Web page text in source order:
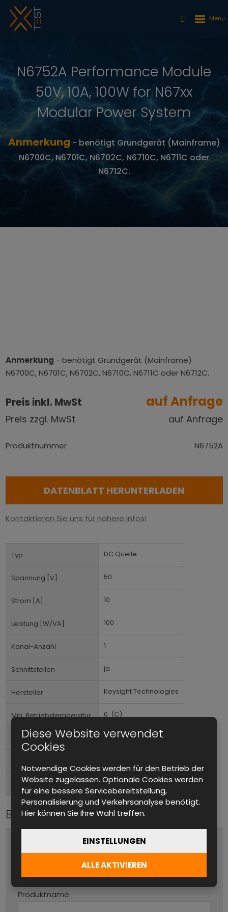
N6752A Performance Module
50V, 10A, 100W for N67xx
Modular Power System
Anmerkung - benötigt Grundgerät (Mainframe)
N6700C, N6701C, N6702C, N6710C, N6711C oder
N6712C.
Anmerkung - benötigt Grundgerät (Mainframe)
N6700C, N6701C, N6702C, N6710C, N6711C oder N6712C.
Preis inkl. MwSt auf Anfrage
Preis zzgl. MwSt auf Anfrage
Produktnummer N6752A
DATENBLATT HERUNTERLADEN
Kontaktieren Sie uns für nähere Infos!
Typ DC Quelle
Spannung [V] 50
Strom [A] 10
Leistung [W/VA] 100
Kanal-Anzahl 1
Schnittstellen ja
Hersteller Keysight Technologies
Min. Betriebstemperatur 0 (C)
Max. Betriebstemperatur 55(C)
Anschlüsse (Ausgang) Hinten
Bitte kontaktieren Sie uns
Name und Vorname*
Produktname
Diese Website verwendet
Cookies
Notwendige Cookies werden für den Betrieb der
Website zugelassen. Optionale Cookies werden
für eine bessere Servicebereitstellung,
Personalisierung und Verkehrsanalyse benötigt.
Hier können Sie Ihre Wahl treffen.
EINSTELLUNGEN
ALLE AKTIVIEREN